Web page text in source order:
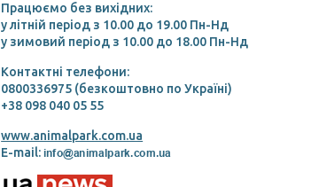
Працюємо без вихідних:
у літній період з 10.00 до 19.00 Пн-Нд
у зимовий період з 10.00 до 18.00 Пн-Нд
Контактні телефони:
0800336975 (безкоштовно по Україні)
+38 098 040 05 55
www.animalpark.com.ua
E-mail: